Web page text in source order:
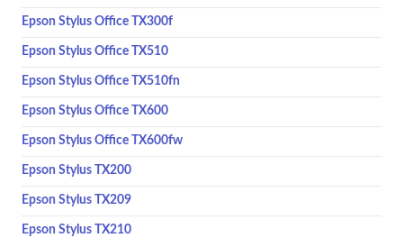
Epson Stylus Office TX300f
Epson Stylus Office TX510
Epson Stylus Office TX510fn
Epson Stylus Office TX600
Epson Stylus Office TX600fw
Epson Stylus TX200
Epson Stylus TX209
Epson Stylus TX210